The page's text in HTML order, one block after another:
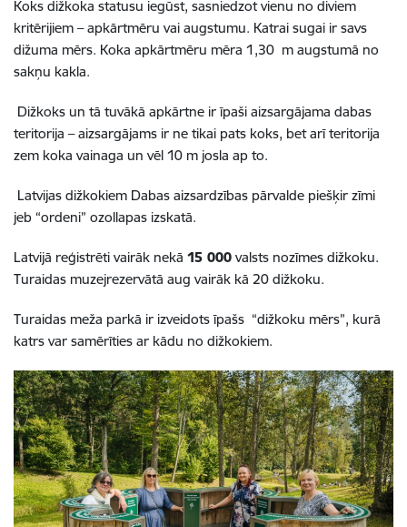
Koks dižkoka statusu iegūst, sasniedzot vienu no diviem
kritērijiem – apkārtmēru vai augstumu. Katrai sugai ir savs
dižuma mērs. Koka apkārtmēru mēra 1,30 m augstumā no
sakņu kakla.
Dižkoks un tā tuvākā apkārtne ir īpaši aizsargājama dabas
teritorija – aizsargājams ir ne tikai pats koks, bet arī teritorija
zem koka vainaga un vēl 10 m josla ap to.
Latvijas dižkokiem Dabas aizsardzības pārvalde piešķir zīmi
jeb “ordeni” ozollapas izskatā.
Latvijā reģistrēti vairāk nekā 15 000 valsts nozīmes dižkoku.
Turaidas muzejrezervātā aug vairāk kā 20 dižkoku.
Turaidas meža parkā ir izveidots īpašs “dižkoku mērs”, kurā
katrs var samērīties ar kādu no dižkokiem.